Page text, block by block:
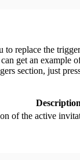
to replace the
get an example
section, just
Description
of the active